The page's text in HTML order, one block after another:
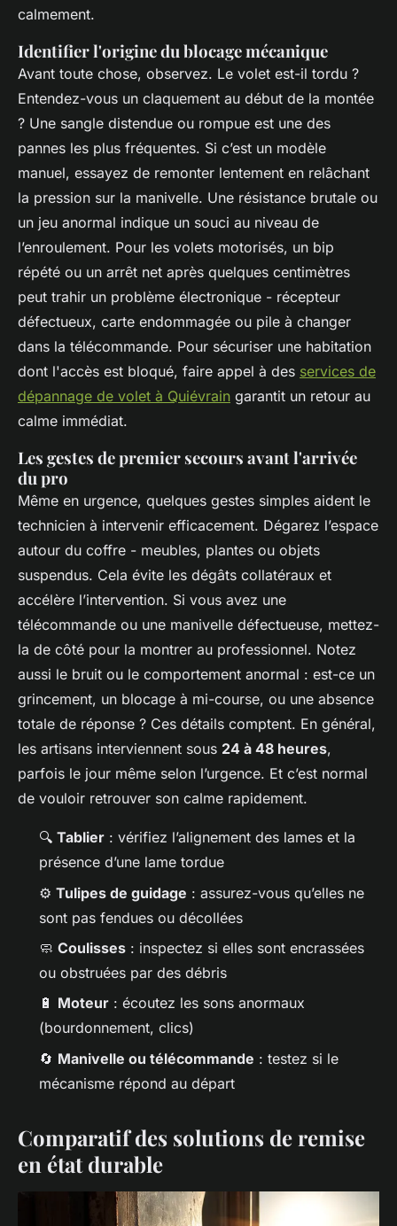
calmement.
Identifier l'origine du blocage mécanique
Avant toute chose, observez. Le volet est-il tordu ?
Entendez-vous un claquement au début de la montée
? Une sangle distendue ou rompue est une des
pannes les plus fréquentes. Si c’est un modèle
manuel, essayez de remonter lentement en relâchant
la pression sur la manivelle. Une résistance brutale ou
un jeu anormal indique un souci au niveau de
l’enroulement. Pour les volets motorisés, un bip
répété ou un arrêt net après quelques centimètres
peut trahir un problème électronique - récepteur
défectueux, carte endommagée ou pile à changer
dans la télécommande. Pour sécuriser une habitation
dont l'accès est bloqué, faire appel à des services de
dépannage de volet à Quiévrain garantit un retour au
calme immédiat.
Les gestes de premier secours avant l'arrivée
du pro
Même en urgence, quelques gestes simples aident le
technicien à intervenir efficacement. Dégarez l’espace
autour du coffre - meubles, plantes ou objets
suspendus. Cela évite les dégâts collatéraux et
accélère l’intervention. Si vous avez une
télécommande ou une manivelle défectueuse, mettez-
la de côté pour la montrer au professionnel. Notez
aussi le bruit ou le comportement anormal : est-ce un
grincement, un blocage à mi-course, ou une absence
totale de réponse ? Ces détails comptent. En général,
les artisans interviennent sous 24 à 48 heures,
parfois le jour même selon l’urgence. Et c’est normal
de vouloir retrouver son calme rapidement.
🔍 Tablier : vérifiez l’alignement des lames et la
présence d’une lame tordue
⚙️ Tulipes de guidage : assurez-vous qu’elles ne
sont pas fendues ou décollées
🧼 Coulisses : inspectez si elles sont encrassées
ou obstruées par des débris
🔋 Moteur : écoutez les sons anormaux
(bourdonnement, clics)
🔄 Manivelle ou télécommande : testez si le
mécanisme répond au départ
Comparatif des solutions de remise
en état durable